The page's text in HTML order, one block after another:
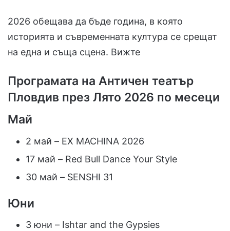
2026 обещава да бъде година, в която
историята и съвременната култура се срещат
на една и съща сцена. Вижте
Програмата на Античен театър
Пловдив през Лято 2026 по месеци
Май
2 май – EX MACHINA 2026
17 май – Red Bull Dance Your Style
30 май – SENSHI 31
Юни
3 юни – Ishtar and the Gypsies